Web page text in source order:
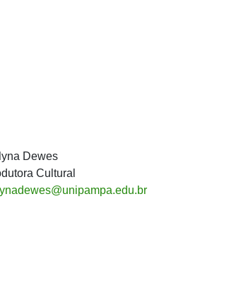
Dewes
Cultural